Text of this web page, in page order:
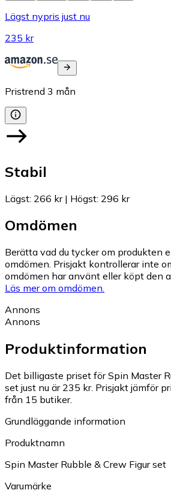
Lägst nypris just nu
235 kr
Pristrend 3 mån
Stabil
Lägst: 266 kr| Högst: 296 kr
Omdömen
Berätta vad du tycker om produkten
omdömen. Prisjakt kontrollerar inte
omdömen har använt eller köpt den
Läs mer om omdömen.
Annons
Annons
Produktinformation
Det billigaste priset för Spin Master
set just nu är 235 kr. Prisjakt jämför
från 15 butiker.
Grundläggande information
Produktnamn
Spin Master Rubble & Crew Figur set
Varumärke